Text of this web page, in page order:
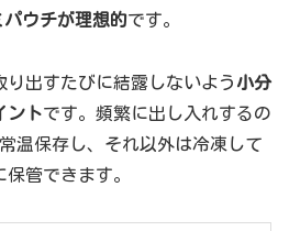
ウチが理想的です。
出すたびに結露しないよう 小分
ントです。頻繁に出し入れするの
温保存し、それ以外は冷凍して
管できます。